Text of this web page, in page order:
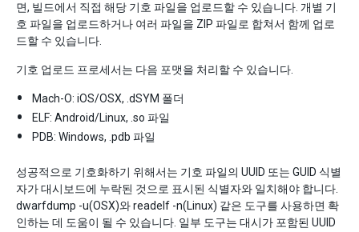
면, 빌드에서 직접 해당 기호 파일을 업로드할 수 있습니다. 개별 기
호 파일을 업로드하거나 여러 파일을 ZIP 파일로 합쳐서 함께 업로
드할 수 있습니다.
기호 업로드 프로세서는 다음 포맷을 처리할 수 있습니다.
Mach-O: iOS/OSX, .dSYM 폴더
ELF: Android/Linux, .so 파일
PDB: Windows, .pdb 파일
성공적으로 기호화하기 위해서는 기호 파일의 UUID 또는 GUID 식별
자가 대시보드에 누락된 것으로 표시된 식별자와 일치해야 합니다.
dwarfdump -u(OSX)와 readelf -n(Linux) 같은 도구를 사용하면 확
인하는 데 도움이 될 수 있습니다. 일부 도구는 대시가 포함된 UUID